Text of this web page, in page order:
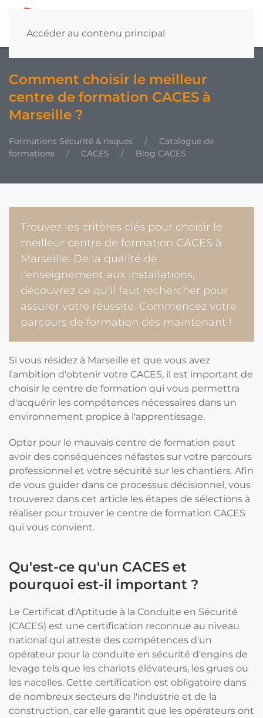
Accéder au contenu principal
Comment choisir le meilleur
centre de formation CACES à
Marseille ?
Formations Sécurité & risques
Catalogue de
formations
CACES Blog CACES
Trouvez les critères clés pour choisir le
meilleur centre de formation CACES à
Marseille. De la qualité de
l'enseignement aux installations,
découvrez ce qu'il faut rechercher pour
assurer votre réussite. Commencez votre
parcours de formation dès maintenant !
Si vous résidez à Marseille et que vous avez
l'ambition d'obtenir votre CACES, il est important de
choisir le centre de formation qui vous permettra
d'acquérir les compétences nécessaires dans un
environnement propice à l'apprentissage.
Opter pour le mauvais centre de formation peut
avoir des conséquences néfastes sur votre parcours
professionnel et votre sécurité sur les chantiers. Afin
de vous guider dans ce processus décisionnel, vous
trouverez dans cet article les étapes de sélections à
réaliser pour trouver le centre de formation CACES
qui vous convient.
Qu'est-ce qu'un CACES et
pourquoi est-il important ?
Le Certificat d'Aptitude à la Conduite en Sécurité
(CACES) est une certification reconnue au niveau
national qui atteste des compétences d'un
opérateur pour la conduite en sécurité d'engins de
levage tels que les chariots élévateurs, les grues ou
les nacelles. Cette certification est obligatoire dans
de nombreux secteurs de l'industrie et de la
construction, car elle garantit que les opérateurs ont